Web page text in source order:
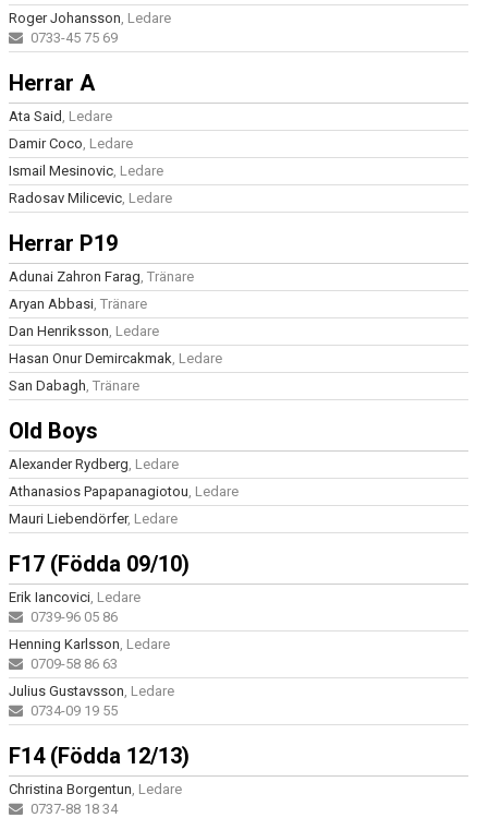
KIOSKEN
STADGAR OCH UNGDOMSPOLICY
NYHETER
KALENDER
MEDLEMSKAP
KLUBBSHOP
TILL FÖRÄLDRAR
SPONSORER
Roger Johansson, Ledare
0733-45 75 69
Herrar A
Ata Said , Ledare
Damir Coco, Ledare
Ismail Mesinovic, Ledare
Radosav Milicevic, Ledare
Herrar P19
Adunai Zahron Farag, Tränare
Aryan Abbasi, Tränare
Dan Henriksson, Ledare
Hasan Onur Demircakmak, Ledare
San Dabagh, Tränare
Old Boys
Alexander Rydberg, Ledare
Athanasios Papapanagiotou, Ledare
Mauri Liebendörfer, Ledare
F17 (Födda 09/10)
Erik Iancovici, Ledare
0739-96 05 86
Henning Karlsson, Ledare
0709-58 86 63
Julius Gustavsson, Ledare
0734-09 19 55
F14 (Födda 12/13)
Christina Borgentun, Ledare
0737-88 18 34